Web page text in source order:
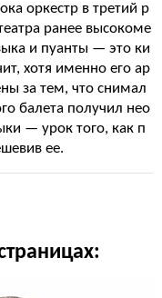
оркестр в третий р
ранее высокоме
и пуанты — это ки
хотя именно его ар
за тем, что снимал
балета получил нео
— урок того, как п
ее.